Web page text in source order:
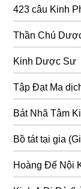
423 câu Kinh
Thần Chú
Kinh Dược Sư
Tập Đạt Ma
Bát Nhã Tâm
Bồ tát tại gia
Hoàng Đế Nội